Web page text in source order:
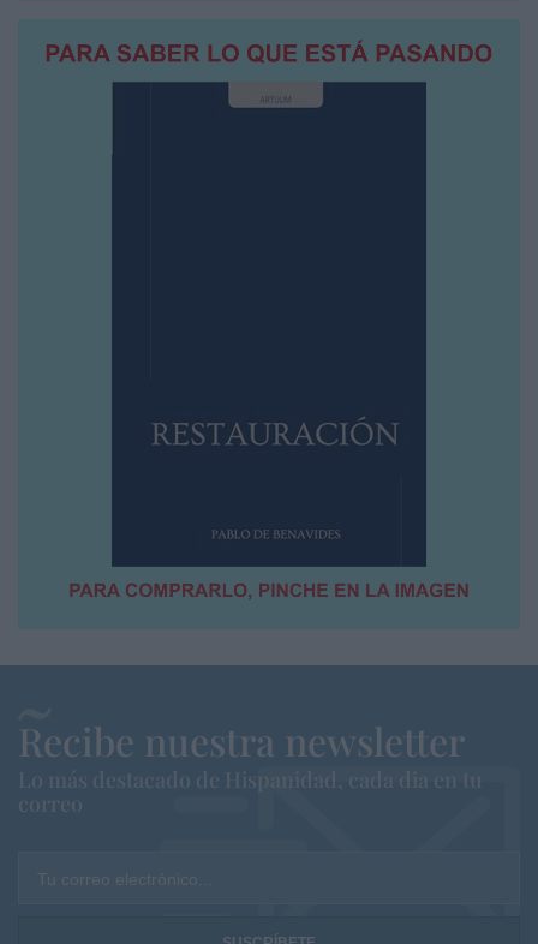
Recibe nuestra newsletter
Lo más destacado de Hispanidad, cada dia en tu
correo
Tu correo electrónico...